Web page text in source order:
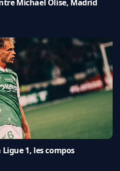
Michael Olise, Madrid
Ligue 1, les compos